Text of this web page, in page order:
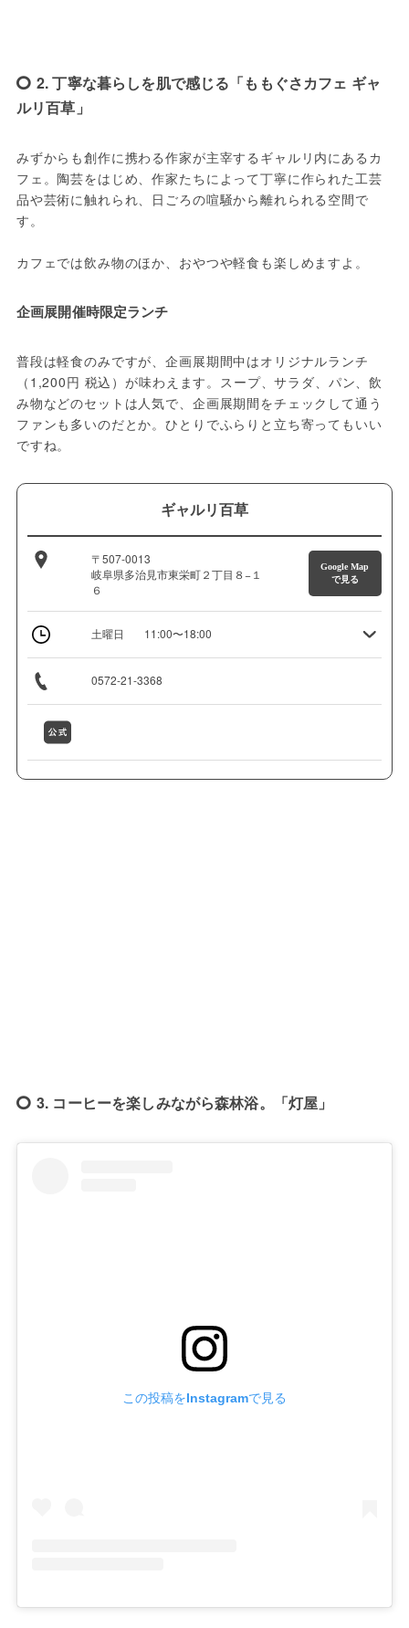
2. 丁寧な暮らしを肌で感じる「ももぐさカフェ ギャ
ルリ百草」
みずからも創作に携わる作家が主宰するギャルリ内にあるカ
フェ。陶芸をはじめ、作家たちによって丁寧に作られた工芸
品や芸術に触れられ、日ごろの喧騒から離れられる空間で
す。
カフェでは飲み物のほか、おやつや軽食も楽しめますよ。
企画展開催時限定ランチ
普段は軽食のみですが、企画展期間中はオリジナルランチ
（1,200円 税込）が味わえます。スープ、サラダ、パン、飲
み物などのセットは人気で、企画展期間をチェックして通う
ファンも多いのだとか。ひとりでふらりと立ち寄ってもいい
ですね。
ギャルリ百草
〒507-0013
岐阜県多治見市東栄町２丁目８−１
６
Google Map
で見る
土曜日 11:00〜18:00
0572-21-3368
3. コーヒーを楽しみながら森林浴。「灯屋」
この投稿をInstagramで見る